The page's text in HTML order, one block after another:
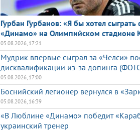
Гурбан Гурбанов: «Я бы хотел сыграть
«Динамо» на Олимпийском стадионе
05.08.2026, 17:21
Мудрик впервые сыграл за «Челси»
дисквалификации из-за допинга
05.08.2026, 17:00
Боснийский легионер вернулся в
05.08.2026, 16:39
«В Люблине «Динамо» победит
украинский тренер